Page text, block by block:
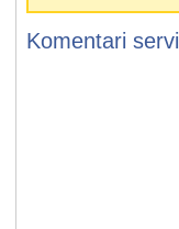
Komentari